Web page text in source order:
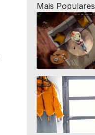
Mais Populares